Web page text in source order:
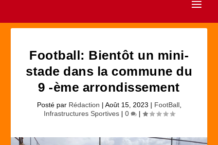
Football: Bientôt un mini-
stade dans la commune du
9 -ème arrondissement
Posté par Rédaction | Août 15, 2023 | FootBall,
Infrastructures Sportives| 0 |